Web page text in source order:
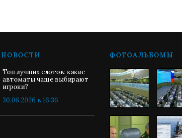
Топ лучших слотов: какие
автоматы чаще выбирают
игроки?
30.06.2026 в 16:36
ФОТОАЛЬБОМЫ